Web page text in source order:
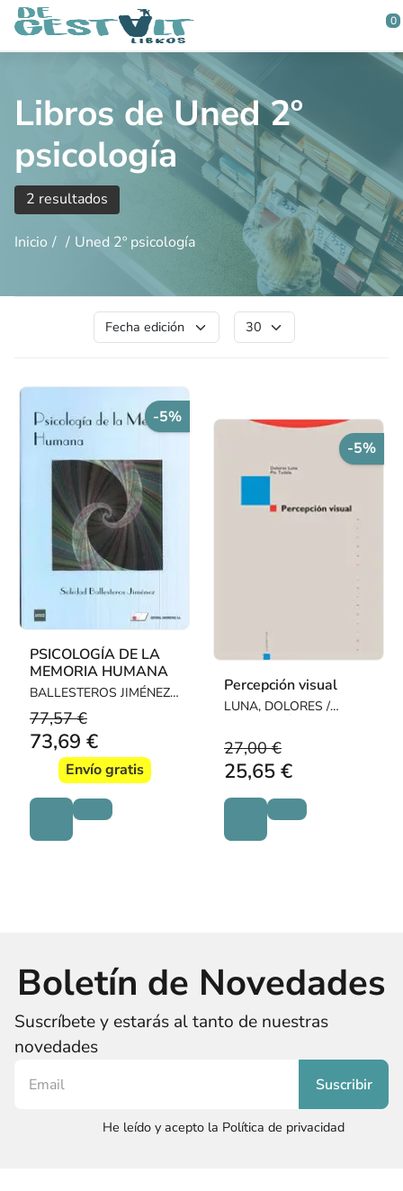
Saltar al contenido principal
0
Libros de Uned 2º
psicología
2 resultados
Inicio Uned 2º psicología
-5%
PSICOLOGÍA DE LA
MEMORIA HUMANA
BALLESTEROS JIMÉNEZ,
SOLEDAD
77,57 €
73,69 €
Envío gratis
-5%
Percepción visual
LUNA, DOLORES /
27,00 €
25,65 €
Boletín de Novedades
Suscríbete y estarás al tanto de nuestras
novedades
He leído y acepto la Política de privacidad